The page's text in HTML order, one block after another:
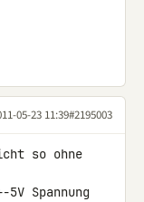
05-23 11:39#2195003
so ohne
Spannung